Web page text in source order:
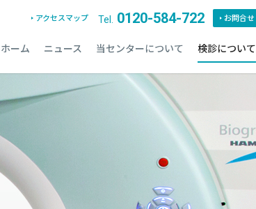
ホーム ニュース 当センターについて 検診について
アクセスマップ Tel. 0120-584-722 お問合せ